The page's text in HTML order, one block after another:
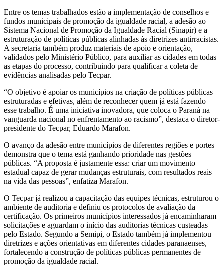
Entre os temas trabalhados estão a implementação de conselhos e
fundos municipais de promoção da igualdade racial, a adesão ao
Sistema Nacional de Promoção da Igualdade Racial (Sinapir) e a
estruturação de políticas públicas alinhadas às diretrizes antirracistas.
A secretaria também produz materiais de apoio e orientação,
validados pelo Ministério Público, para auxiliar as cidades em todas
as etapas do processo, contribuindo para qualificar a coleta de
evidências analisadas pelo Tecpar.
“O objetivo é apoiar os municípios na criação de políticas públicas
estruturadas e efetivas, além de reconhecer quem já está fazendo
esse trabalho. É uma iniciativa inovadora, que coloca o Paraná na
vanguarda nacional no enfrentamento ao racismo”, destaca o diretor-
presidente do Tecpar, Eduardo Marafon.
O avanço da adesão entre municípios de diferentes regiões e portes
demonstra que o tema está ganhando prioridade nas gestões
públicas. “A proposta é justamente essa: criar um movimento
estadual capaz de gerar mudanças estruturais, com resultados reais
na vida das pessoas”, enfatiza Marafon.
O Tecpar já realizou a capacitação das equipes técnicas, estruturou o
ambiente de auditoria e definiu os protocolos de avaliação da
certificação. Os primeiros municípios interessados já encaminharam
solicitações e aguardam o início das auditorias técnicas custeadas
pelo Estado. Segundo a Semipi, o Estado também já implementou
diretrizes e ações orientativas em diferentes cidades paranaenses,
fortalecendo a construção de políticas públicas permanentes de
promoção da igualdade racial.